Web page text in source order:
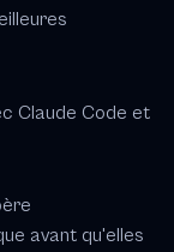
Claude Code et
avant qu'elles